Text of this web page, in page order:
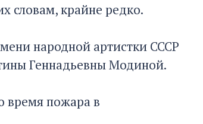
словам, крайне редко.
народной артистки СССР
Геннадьевны Модиной.
время пожара в